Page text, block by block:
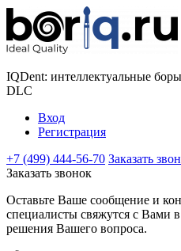
IQDent: интеллектуальные
DLC
Вход
Регистрация
+7 (499) 444-56-70 Заказать
Заказать звонок
Оставьте Ваше сообщение и
специалисты свяжутся с Вами
решения Вашего вопроса.